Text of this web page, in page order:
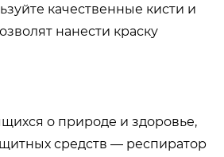
качественные кисти и
нанести краску
о природе и здоровье,
средств — респиратор